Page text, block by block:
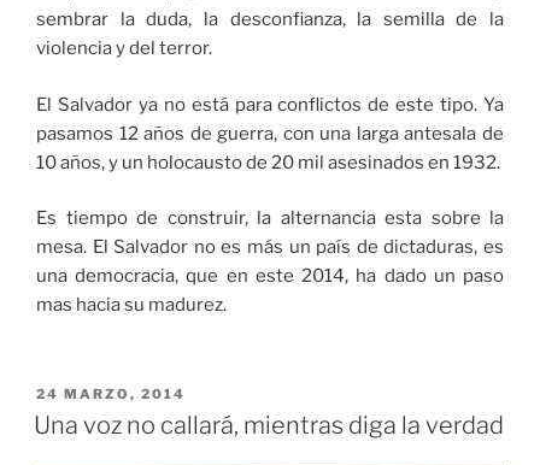
sembrar la duda, la desconfianza, la semilla de la
violencia y del terror.
El Salvador ya no está para conflictos de este tipo. Ya
pasamos 12 años de guerra, con una larga antesala de
10 años, y un holocausto de 20 mil asesinados en 1932.
Es tiempo de construir, la alternancia esta sobre la
mesa. El Salvador no es más un país de dictaduras, es
una democracia, que en este 2014, ha dado un paso
mas hacia su madurez.
PUBLICADO
EL
24 MARZO, 2014
Una voz no callará, mientras diga la verdad